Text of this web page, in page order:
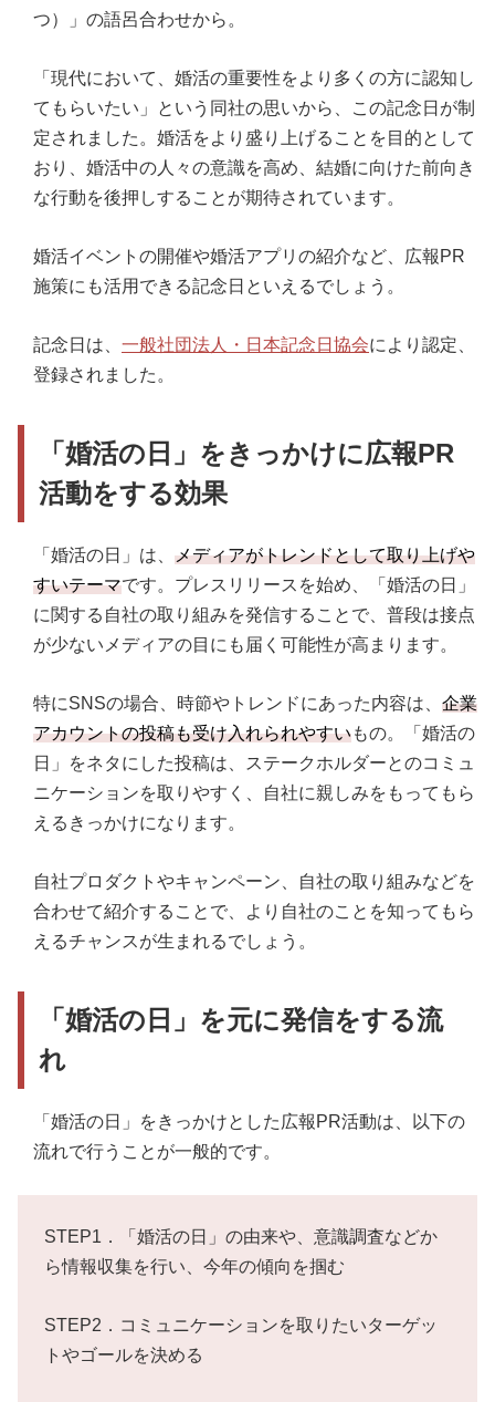
つ）」の語呂合わせから。
「現代において、婚活の重要性をより多くの方に認知し
てもらいたい」という同社の思いから、この記念日が制
定されました。婚活をより盛り上げることを目的として
おり、婚活中の人々の意識を高め、結婚に向けた前向き
な行動を後押しすることが期待されています。
婚活イベントの開催や婚活アプリの紹介など、広報PR
施策にも活用できる記念日といえるでしょう。
記念日は、 一般社団法人・日本記念日協会により認定、
登録されました。
「婚活の日」をきっかけに広報PR
活動をする効果
「婚活の日」は、 メディアがトレンドとして取り上げや
すいテーマです。プレスリリースを始め、「婚活の日」
に関する自社の取り組みを発信することで、普段は接点
が少ないメディアの目にも届く可能性が高まります。
特にSNSの場合、時節やトレンドにあった内容は、 企業
アカウントの投稿も受け入れられやすいもの。「婚活の
日」をネタにした投稿は、ステークホルダーとのコミュ
ニケーションを取りやすく、自社に親しみをもってもら
えるきっかけになります。
自社プロダクトやキャンペーン、自社の取り組みなどを
合わせて紹介することで、より自社のことを知ってもら
えるチャンスが生まれるでしょう。
「婚活の日」を元に発信をする流
れ
「婚活の日」をきっかけとした広報PR活動は、以下の
流れで行うことが一般的です。
STEP1．「婚活の日」の由来や、意識調査などか
ら情報収集を行い、今年の傾向を掴む
STEP2．コミュニケーションを取りたいターゲッ
トやゴールを決める